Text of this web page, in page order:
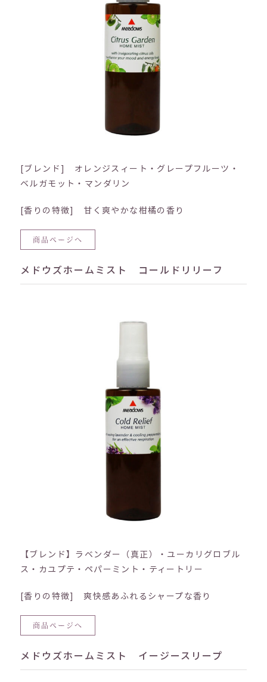
[ブレンド] オレンジスィート・グレープフルーツ・
ベルガモット・マンダリン
[香りの特徴] 甘く爽やかな柑橘の香り
商品ページへ
メドウズホームミスト コールドリリーフ
【ブレンド】ラベンダー（真正）・ユーカリグロブル
ス・カユプテ・ペパーミント・ティートリー
[香りの特徴] 爽快感あふれるシャープな香り
商品ページへ
メドウズホームミスト イージースリープ